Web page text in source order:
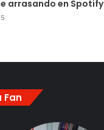
arrasando en Spotify
Fan